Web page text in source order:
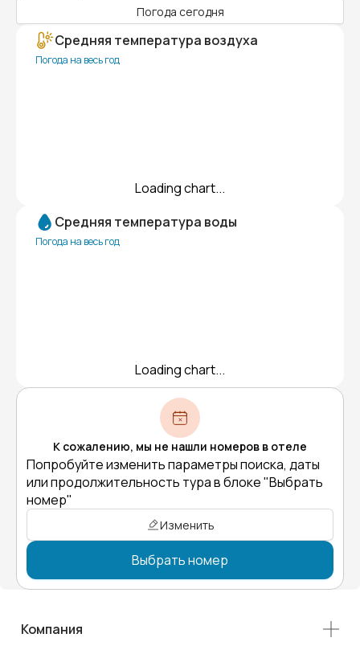
Погода сегодня
Средняя температура воздуха
Погода на весь год
Loading chart...
Средняя температура воды
Погода на весь год
Loading chart...
К сожалению, мы не нашли номеров в отеле
Попробуйте изменить параметры поиска, даты
или продолжительность тура в блоке "Выбрать
номер"
Изменить
Выбрать номер
Компания